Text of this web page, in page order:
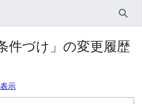
検索
件づけ」の変更履歴
示